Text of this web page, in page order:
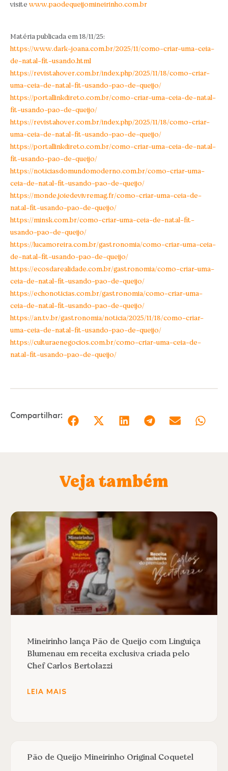
visite www.paodequeijomineirinho.com.br
Matéria publicada em 18/11/25:
https://www.dark-joana.com.br/2025/11/como-criar-uma-ceia-
de-natal-fit-usando.html
https://revistahover.com.br/index.php/2025/11/18/como-criar-
uma-ceia-de-natal-fit-usando-pao-de-queijo/
https://portallinkdireto.com.br/como-criar-uma-ceia-de-natal-
fit-usando-pao-de-queijo/
https://revistahover.com.br/index.php/2025/11/18/como-criar-
uma-ceia-de-natal-fit-usando-pao-de-queijo/
https://portallinkdireto.com.br/como-criar-uma-ceia-de-natal-
fit-usando-pao-de-queijo/
https://noticiasdomundomoderno.com.br/como-criar-uma-
ceia-de-natal-fit-usando-pao-de-queijo/
https://monde.joiedevivremag.fr/como-criar-uma-ceia-de-
natal-fit-usando-pao-de-queijo/
https://minsk.com.br/como-criar-uma-ceia-de-natal-fit-
usando-pao-de-queijo/
https://lucamoreira.com.br/gastronomia/como-criar-uma-ceia-
de-natal-fit-usando-pao-de-queijo/
https://ecosdarealidade.com.br/gastronomia/como-criar-uma-
ceia-de-natal-fit-usando-pao-de-queijo/
https://echonoticias.com.br/gastronomia/como-criar-uma-
ceia-de-natal-fit-usando-pao-de-queijo/
https://an.tv.br/gastronomia/noticia/2025/11/18/como-criar-
uma-ceia-de-natal-fit-usando-pao-de-queijo/
https://culturaenegocios.com.br/como-criar-uma-ceia-de-
natal-fit-usando-pao-de-queijo/
Compartilhar:
Veja também
Mineirinho lança Pão de Queijo com Linguiça
Blumenau em receita exclusiva criada pelo
Chef Carlos Bertolazzi
LEIA MAIS
Pão de Queijo Mineirinho Original Coquetel